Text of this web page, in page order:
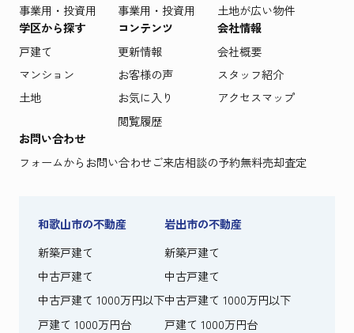
事業用・投資用
事業用・投資用
土地が広い物件
学区から探す
戸建て
マンション
土地
コンテンツ
更新情報
お客様の声
お気に入り
閲覧履歴
会社情報
会社概要
スタッフ紹介
アクセスマップ
お問い合わせ
フォームからお問い合わせご来店相談の予約無料売却査定
和歌山市の不動産
新築戸建て
中古戸建て
中古戸建て 1000万円以下
戸建て 1000万円台
岩出市の不動産
新築戸建て
中古戸建て
中古戸建て 1000万円以下
戸建て 1000万円台